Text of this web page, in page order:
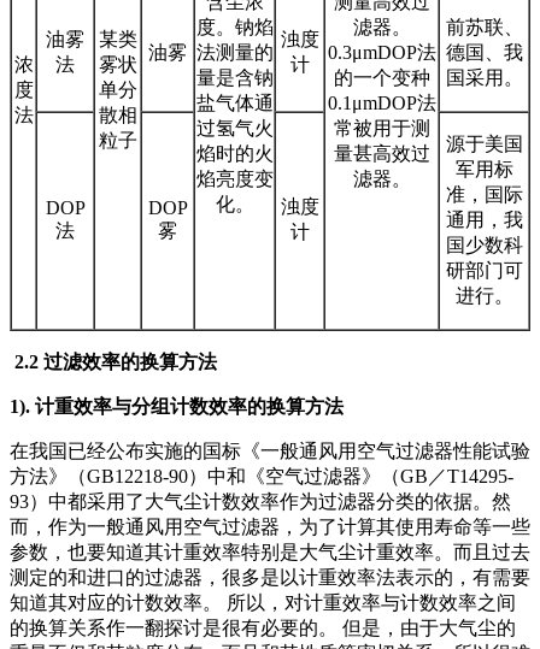
浓
度
法
某类
雾状
单分
散相
粒子
度。钠焰
法测量的
量是含钠
盐气体通
过氢气火
焰时的火
焰亮度变
化。
滤器。
0.3μmDOP法
的一个变种
0.1μmDOP法
常被用于测
量甚高效过
滤器。
油雾
法
油雾
浊度
计
前苏联、
德国、我
国采用。
DOP
法
DOP
雾
浊度
计
源于美国
军用标
准，国际
通用，我
国少数科
研部门可
进行。
2.2 过滤效率的换算方法
1). 计重效率与分组计数效率的换算方法
在我国已经公布实施的国标《一般通风用空气过滤器性能试验
方法》（GB12218-90）中和《空气过滤器》（GB／T14295-
93）中都采用了大气尘计数效率作为过滤器分类的依据。然
而，作为一般通风用空气过滤器，为了计算其使用寿命等一些
参数，也要知道其计重效率特别是大气尘计重效率。而且过去
测定的和进口的过滤器，很多是以计重效率法表示的，有需要
知道其对应的计数效率。 所以，对计重效率与计数效率之间
的换算关系作一翻探讨是很有必要的。 但是，由于大气尘的